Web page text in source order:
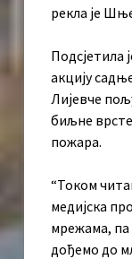
рекла је
Подсјетила
акцију
Лијевче
биљне
пожара.
“Током
медијска
мрежама,
дођемо до